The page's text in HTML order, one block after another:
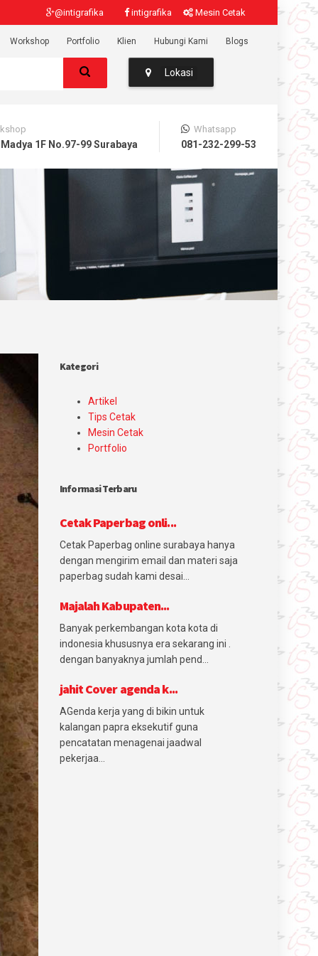
@intigrafika intigrafika Mesin Cetak
Workshop Portfolio Klien Hubungi Kami Blogs
Lokasi
1F No.97-99 Surabaya
Whatsapp
081-232-299-53
Kategori
Artikel
Tips Cetak
Mesin Cetak
Portfolio
Informasi Terbaru
Cetak Paperbag onli...
Cetak Paperbag online surabaya hanya
dengan mengirim email dan materi saja
paperbag sudah kami desai...
Majalah Kabupaten...
Banyak perkembangan kota kota di
indonesia khususnya era sekarang ini .
dengan banyaknya jumlah pend...
jahit Cover agenda k...
AGenda kerja yang di bikin untuk
kalangan papra eksekutif guna
pencatatan menagenai jaadwal
pekerjaa...